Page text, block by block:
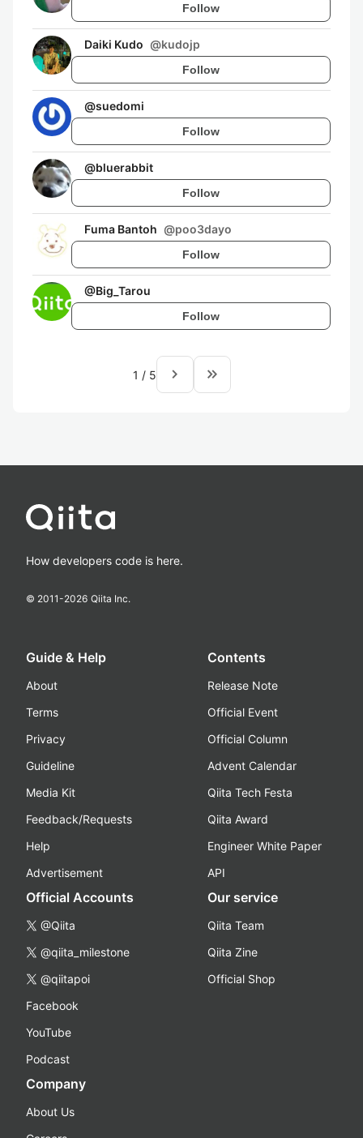
Follow
Daiki Kudo @kudojp
Follow
@suedomi
Follow
@bluerabbit
Follow
Fuma Bantoh @poo3dayo
Follow
@Big_Tarou
Follow
1 / 5 navigate_next keyboard_double_arrow_right
How developers code is here.
© 2011-2026 Qiita Inc.
Guide & Help
About
Terms
Privacy
Guideline
Media Kit
Feedback/Requests
Help
Advertisement
Contents
Release Note
Official Event
Official Column
Advent Calendar
Qiita Tech Festa
Qiita Award
Engineer White Paper
API
Official Accounts
@Qiita
@qiita_milestone
@qiitapoi
Facebook
YouTube
Podcast
Our service
Qiita Team
Qiita Zine
Official Shop
Company
About Us